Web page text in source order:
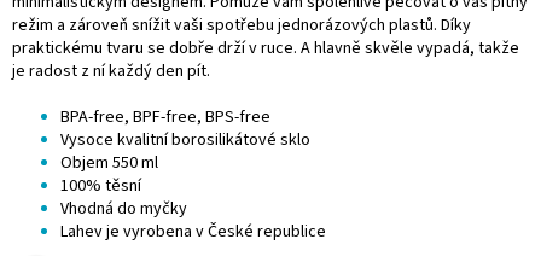
režim a zároveň snížit vaši spotřebu jednorázových plastů. Díky
praktickému tvaru se dobře drží v ruce. A hlavně skvěle vypadá, takže
je radost z ní každý den pít.
BPA-free, BPF-free, BPS-free
Vysoce kvalitní borosilikátové sklo
Objem 550 ml
100% těsní
Vhodná do myčky
Lahev je vyrobena v České republice